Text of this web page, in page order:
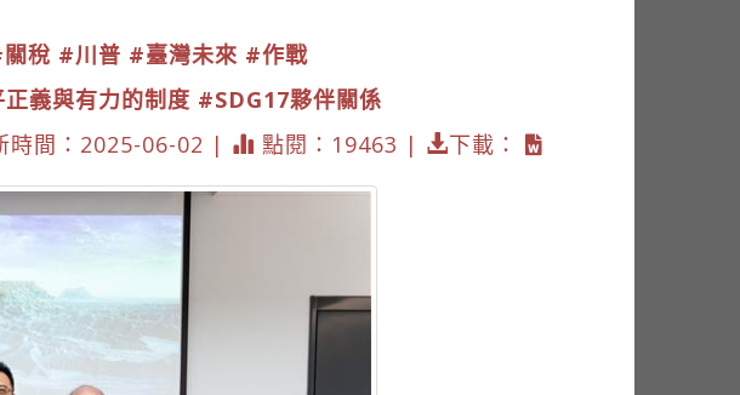
稅 #川普 #臺灣未來 #作戰
義與有力的制度 #SDG17夥伴關係
時間：2025-06-02 | 點閱：19463 | 下載：